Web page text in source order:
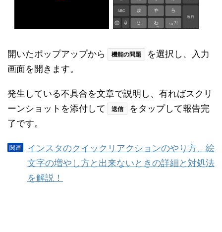
開いたポップアップから 機能の問題
を選択し、入力
画面を開きます。
発生している不具合を文章で説明し、有ればスクリ
ーンショットを添付して
送信
をタップして報告完
了です。
インスタのクイックリアクションのやり方、絵
文字の増やし方と出来ないときの詳細と対処法
を解説！